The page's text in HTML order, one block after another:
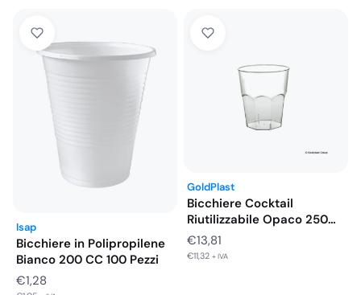
Isap
Bicchiere in Polipropilene
Bianco 200 CC 100 Pezzi
€1,28
GoldPlast
Bicchiere Cocktail
Riutilizzabile Opaco 250
cc 20 Pezzi
€13,81
€11,32 + IVA